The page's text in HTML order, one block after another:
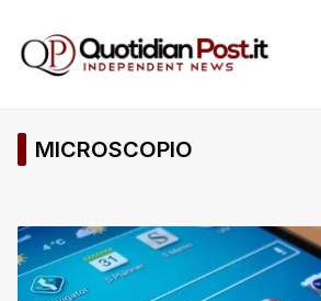
MICROSCOPIO